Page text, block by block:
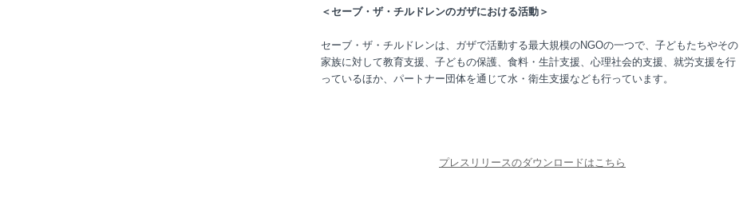
＜セーブ・ザ・チルドレンのガザにおける活動＞
セーブ・ザ・チルドレンは、ガザで活動する最大規模のNGOの一つで、子どもたちやその
家族に対して教育支援、子どもの保護、食料・生計支援、心理社会的支援、就労支援を行
っているほか、パートナー団体を通じて水・衛生支援なども行っています。
プレスリリースのダウンロードはこちら